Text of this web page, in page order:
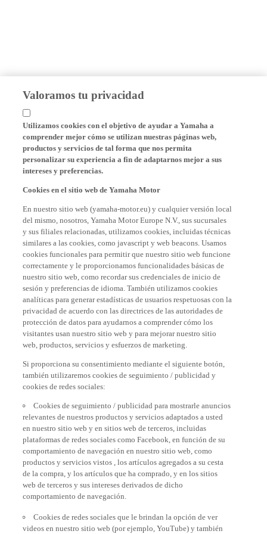
Valoramos tu privacidad
comprender mejor cómo se utilizan nuestras páginas web,
productos y servicios de tal forma que nos permita
personalizar su experiencia a fin de adaptarnos mejor a sus
intereses y preferencias.
del mismo, nosotros, Yamaha Motor Europe N.V., sus sucursales
y sus filiales relacionadas, utilizamos cookies, incluidas técnicas
similares a las cookies, como javascript y web beacons. Usamos
cookies funcionales para permitir que nuestro sitio web funcione
correctamente y le proporcionamos funcionalidades básicas de
nuestro sitio web, como recordar sus credenciales de inicio de
sesión y preferencias de idioma. También utilizamos cookies
analíticas para generar estadísticas de usuarios respetuosas con la
privacidad de acuerdo con las directrices de las autoridades de
protección de datos para ayudarnos a comprender cómo los
visitantes usan nuestro sitio web y para mejorar nuestro sitio
web, productos, servicios y esfuerzos de marketing.
también utilizaremos cookies de seguimiento / publicidad y
relevantes de nuestros productos y servicios adaptados a usted
en nuestro sitio web y en sitios web de terceros, incluidas
plataformas de redes sociales como Facebook, en función de su
comportamiento de navegación en nuestro sitio web, como
productos y servicios vistos , los artículos agregados a su cesta
de la compra, y los artículos que ha comprado, y en los sitios
web de terceros y sus intereses derivados de dicho
comportamiento de navegación.
videos en nuestro sitio web (por ejemplo, YouTube) y también